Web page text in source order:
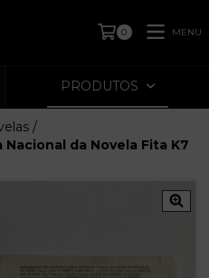
0 MENU
PRODUTOS
/
da Novela Fita K7